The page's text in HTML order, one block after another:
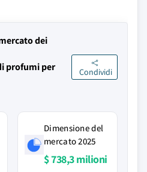
dei
profumi per Condividi
Dimensione del
mercato 2025
$ 738,3 milioni